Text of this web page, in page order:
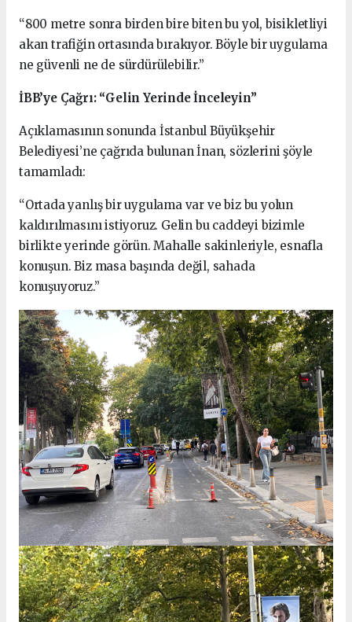
“800 metre sonra birden bire biten bu yol, bisikletliyi
akan trafiğin ortasında bırakıyor. Böyle bir uygulama
ne güvenli ne de sürdürülebilir.”
İBB’ye Çağrı: “Gelin Yerinde İnceleyin”
Açıklamasının sonunda İstanbul Büyükşehir
Belediyesi’ne çağrıda bulunan İnan, sözlerini şöyle
tamamladı:
“Ortada yanlış bir uygulama var ve biz bu yolun
kaldırılmasını istiyoruz. Gelin bu caddeyi bizimle
birlikte yerinde görün. Mahalle sakinleriyle, esnafla
konuşun. Biz masa başında değil, sahada
konuşuyoruz.”